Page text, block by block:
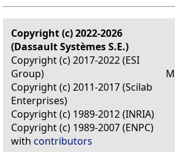
Copyright (c) 2022-2026
(Dassault Systèmes S.E.)
Copyright (c) 2017-2022 (ESI
Group)
Copyright (c) 2011-2017 (Scilab
Enterprises)
Copyright (c) 1989-2012 (INRIA)
Copyright (c) 1989-2007 (ENPC)
with contributors